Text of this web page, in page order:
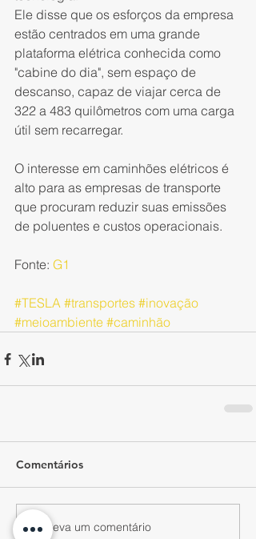
Ele disse que os esforços da empresa
estão centrados em uma grande
plataforma elétrica conhecida como
"cabine do dia", sem espaço de
descanso, capaz de viajar cerca de
322 a 483 quilômetros com uma carga
útil sem recarregar.
O interesse em caminhões elétricos é
alto para as empresas de transporte
que procuram reduzir suas emissões
de poluentes e custos operacionais.
Fonte: G1
#TESLA #transportes #inovação
#meioambiente #caminhão
Comentários
Escreva um comentário